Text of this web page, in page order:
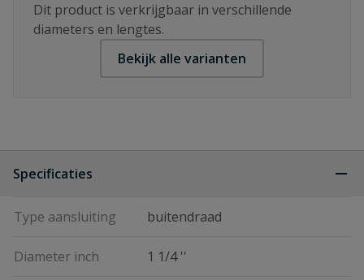
Dit product is verkrijgbaar in verschillende
diameters en lengtes.
Bekijk alle varianten
Specificaties
Type aansluiting buitendraad
Diameter inch 1 1/4 ''